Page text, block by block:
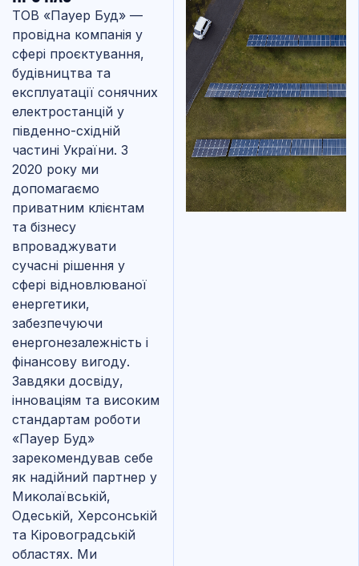
ТОВ «Пауер Буд» —
провідна компанія у
сфері проєктування,
будівництва та
експлуатації сонячних
електростанцій у
південно-східній
частині України. З
2020 року ми
допомагаємо
приватним клієнтам
та бізнесу
впроваджувати
сучасні рішення у
сфері відновлюваної
енергетики,
забезпечуючи
енергонезалежність і
фінансову вигоду.
Завдяки досвіду,
інноваціям та високим
стандартам роботи
«Пауер Буд»
зарекомендував себе
як надійний партнер у
Миколаївській,
Одеській, Херсонській
та Кіровоградській
областях. Ми